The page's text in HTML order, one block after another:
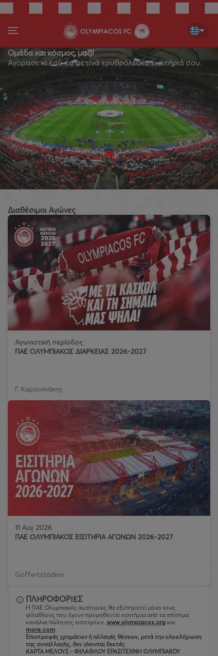
Ομάδα και κόσμος, μαζί!
Αγόρασε κι εσύ τα φετινά ερυθρόλευκα εισιτήριά σου.
Διαθέσιμοι Αγώνες
Αγωνιστική περίοδος
ΠΑΕ ΟΛΥΜΠΙΑΚΟΣ ΔΙΑΡΚΕΙΑΣ 2026-2027
Γ. Καραϊσκάκης
11 Αυγ 2026
ΠΑΕ ΟΛΥΜΠΙΑΚΟΣ ΕΙΣΙΤΗΡΙΑ ΑΓΩΝΩΝ 2026-2027
Goffertstadion
ΠΛΗΡΟΦΟΡΙΕΣ
Η ΠΑΕ Ολυμπιακός αυστηρώς θα εξυπηρετεί μόνο τους
φίλαθλους που έχουν προμηθευτεί εισιτήρια από τα επίσημα
κανάλια πώλησης εισιτηρίων, www.olympiacos.org και
more.com.
Eπιστροφές χρημάτων ή αλλαγές θέσεων, μετά την ολοκλήρωση
της συναλλαγής, δεν γίνονται δεκτές.
ΚΑΡΤΑ ΜΕΛΟΥΣ - ΦΙΛΑΘΛΟΥ ΕΡΑΣΙΤΕΧΝΗ ΟΛΥΜΠΙΑΚΟΥ